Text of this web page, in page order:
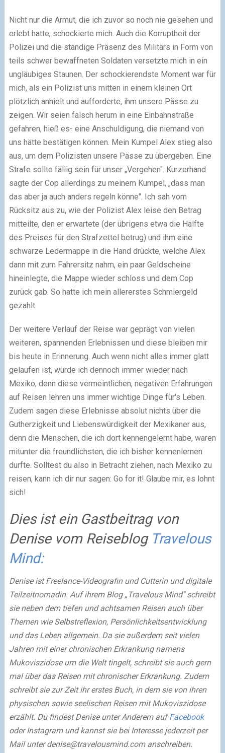
Nicht nur die Armut, die ich zuvor so noch nie gesehen und
erlebt hatte, schockierte mich. Auch die Korruptheit der
Polizei und die ständige Präsenz des Militärs in Form von
teils schwer bewaffneten Soldaten versetzte mich in ein
ungläubiges Staunen. Der schockierendste Moment war für
mich, als ein Polizist uns mitten in einem kleinen Ort
plötzlich anhielt und aufforderte, ihm unsere Pässe zu
zeigen. Wir seien falsch herum in eine Einbahnstraße
gefahren, hieß es- eine Anschuldigung, die niemand von
uns hätte bestätigen können. Mein Kumpel Alex stieg also
aus, um dem Polizisten unsere Pässe zu übergeben. Eine
Strafe sollte fällig sein für unser „Vergehen". Kurzerhand
sagte der Cop allerdings zu meinem Kumpel, „dass man
das aber ja auch anders regeln könne". Ich sah vom
Rücksitz aus zu, wie der Polizist Alex leise den Betrag
mitteilte, den er erwartete (der übrigens etwa die Hälfte
des Preises für den Strafzettel betrug) und ihm eine
schwarze Ledermappe in die Hand drückte, welche Alex
dann mit zum Fahrersitz nahm, ein paar Geldscheine
hineinlegte, die Mappe wieder schloss und dem Cop
zurück gab. So hatte ich mein allererstes Schmiergeld
gezahlt.
Der weitere Verlauf der Reise war geprägt von vielen
weiteren, spannenden Erlebnissen und diese bleiben mir
bis heute in Erinnerung. Auch wenn nicht alles immer glatt
gelaufen ist, würde ich dennoch immer wieder nach
Mexiko, denn diese vermeintlichen, negativen Erfahrungen
auf Reisen lehren uns immer wichtige Dinge für's Leben.
Zudem sagen diese Erlebnisse absolut nichts über die
Gutherzigkeit und Liebenswürdigkeit der Mexikaner aus,
denn die Menschen, die ich dort kennengelernt habe, waren
mitunter die freundlichsten, die ich bisher kennenlernen
durfte. Solltest du also in Betracht ziehen, nach Mexiko zu
reisen, kann ich dir nur sagen: Go for it! Glaube mir, es lohnt
sich!
Dies ist ein Gastbeitrag von
Denise vom Reiseblog Travelous
Mind:
Denise ist Freelance-Videografin und Cutterin und digitale
Teilzeitnomadin. Auf ihrem Blog „Travelous Mind" schreibt
sie neben dem tiefen und achtsamen Reisen auch über
Themen wie Selbstreflexion, Persönlichkeitsentwicklung
und das Leben allgemein. Da sie außerdem seit vielen
Jahren mit einer chronischen Erkrankung namens
Mukoviszidose um die Welt tingelt, schreibt sie auch gern
mal über das Reisen mit chronischer Erkrankung. Zudem
schreibt sie zur Zeit ihr erstes Buch, in dem sie von ihren
physischen sowie seelischen Reisen mit Mukoviszidose
erzählt. Du findest Denise unter Anderem aufFacebook
oder Instagram und kannst sie bei Interesse jederzeit per
Mail unterdenise@travelousmind.comanschreiben.